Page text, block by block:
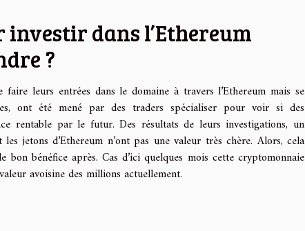
investir dans l’Ethereum
?
leurs entrées dans le domaine à travers l’Ethereum mais se
ont été mené par des traders spécialiser pour voir si des
rentable par le futur. Des résultats de leurs investigations, un
jetons d’Ethereum n’ont pas une valeur très chère. Alors, cela
bénéfice après. Cas d’ici quelques mois cette cryptomonnaie
avoisine des millions actuellement.